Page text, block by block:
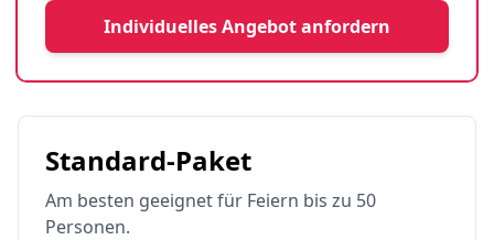
Individuelles Angebot anfordern
Standard-Paket
Am besten geeignet für Feiern bis zu 50
Personen.